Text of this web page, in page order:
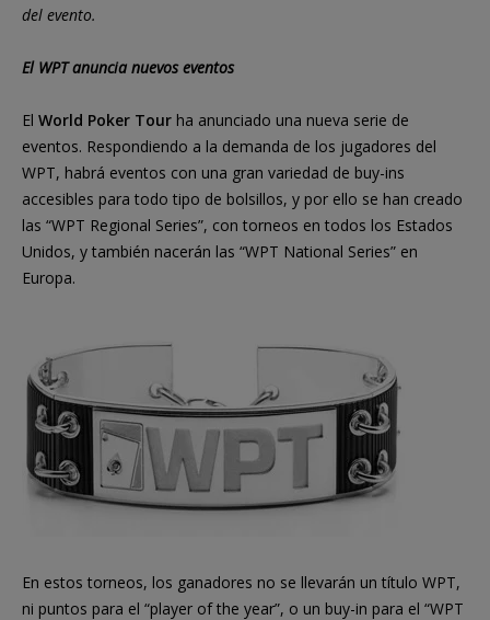
del evento.
El WPT anuncia nuevos eventos
El World Poker Tour ha anunciado una nueva serie de
eventos. Respondiendo a la demanda de los jugadores del
WPT, habrá eventos con una gran variedad de buy-ins
accesibles para todo tipo de bolsillos, y por ello se han creado
las “WPT Regional Series”, con torneos en todos los Estados
Unidos, y también nacerán las “WPT National Series” en
Europa.
En estos torneos, los ganadores no se llevarán un título WPT,
ni puntos para el “player of the year”, o un buy-in para el “WPT